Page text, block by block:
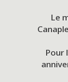
Le
Pour